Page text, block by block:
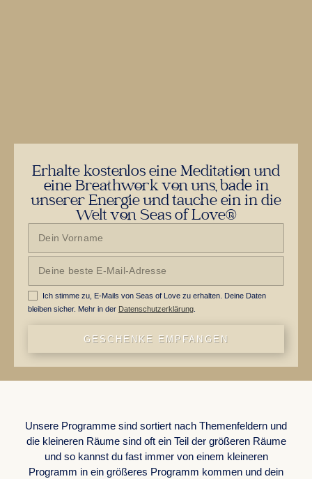
Erhalte kostenlos eine Meditation und
eine Breathwork von uns, bade in
unserer Energie und tauche ein in die
Welt von Seas of Love®
Ich stimme zu, E-Mails von Seas of Love zu erhalten. Deine Daten
bleiben sicher. Mehr in der Datenschutzerklärung.
GESCHENKE EMPFANGEN
Unsere Programme sind sortiert nach Themenfeldern und
die kleineren Räume sind oft ein Teil der größeren Räume
und so kannst du fast immer von einem kleineren
Programm in ein größeres Programm kommen und dein